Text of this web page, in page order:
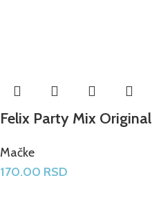
Felix Party Mix
Mačke
170.00 RSD